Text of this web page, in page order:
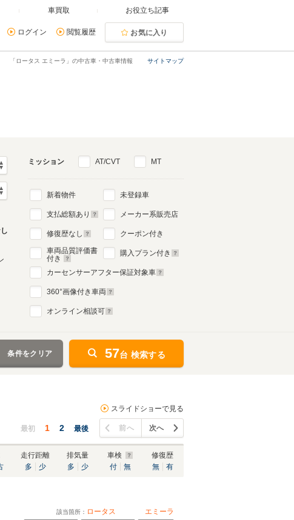
車買取 お役立ち記事
ログイン 閲覧履歴 お気に入り
サイトマップ
「ロータス エミーラ」の中古車・中古車情報
ミッション AT/CVT MT
新着物件
支払総額あり
修復歴なし
車両品質評価書
付き
未登録車
メーカー系販売店
クーポン付き
購入プラン付き
カーセンサーアフター保証対象車
360°画像付き車両
オンライン相談可
条件をクリア 57台 検索する
スライドショーで見る
最初 1 2 最後 前へ 次へ
走行距離
多
少
排気量
多
少
車検
付
無
修復歴
無
有
該当箇所： ロータス エミーラ